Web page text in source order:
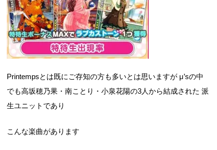
Printempsとは既にご存知の方も多いとは思いますが μ’sの中
でも高坂穂乃果・南ことり・小泉花陽の3人から結成された 派
生ユニットであり
こんな楽曲があります